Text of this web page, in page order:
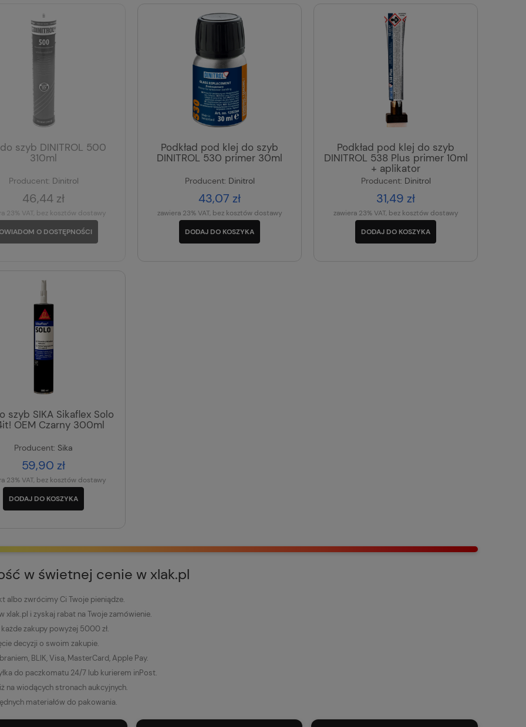
szyb DINITROL 500
310ml
Producent: Dinitrol
46,44 zł
23% VAT, bez kosztów dostawy
O DOSTĘPNOŚCI
Podkład pod klej do szyb
DINITROL 530 primer 30ml
Producent: Dinitrol
43,07 zł
zawiera 23% VAT, bez kosztów dostawy
DODAJ DO KOSZYKA
Podkład pod klej do szyb
DINITROL 538 Plus primer 10ml
+ aplikator
Producent: Dinitrol
31,49 zł
zawiera 23% VAT, bez kosztów dostawy
DODAJ DO KOSZYKA
szyb SIKA Sikaflex Solo
OEM Czarny 300ml
Producent: Sika
59,90 zł
23% VAT, bez kosztów dostawy
DODAJ DO KOSZYKA
w świetnej cenie w xlak.pl
albo zwrócimy Ci Twoje pieniądze.
xlak.pl i zyskaj rabat na Twoje zamówienie.
zakupy powyżej 5000 zł.
decyzji o swoim zakupie.
BLIK, Visa, MasterCard, Apple Pay.
do paczkomatu 24/7 lub kurierem inPost.
na wiodących stronach aukcyjnych.
materiałów do pakowania.